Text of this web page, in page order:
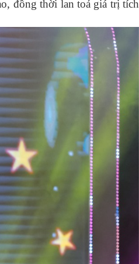
, đồng thời lan toả giá trị tích